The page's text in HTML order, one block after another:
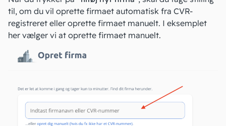
til, om du vil oprette firmaet automatisk fra CVR-
registreret eller oprette firmaet manuelt. I eksemplet
her vælger vi at oprette firmaet manuelt.